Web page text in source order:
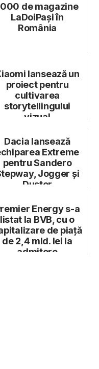
de magazine
LaDoiPași în
România
lansează un
proiect pentru
cultivarea
storytellingului
vizual
Dacia lansează
Extreme
pentru Sandero
Jogger și
Duster
Energy s-a
listat la BVB, cu o
de piață
de 2,4 mld. lei la
admitere